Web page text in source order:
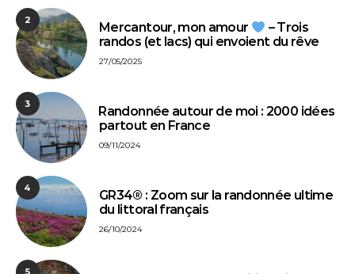
2
Mercantour, mon amour
– Trois
randos (et lacs) qui envoient du rêve
27/05/2025
3
⁠Randonnée autour de moi : 2000 idées
partout en France
09/11/2024
4
GR34® : Zoom sur la randonnée ultime
du littoral français
26/10/2024
5